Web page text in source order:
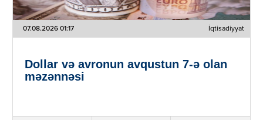
07.08.2026 01:17 İqtisadiyyat
Dollar və avronun avqustun 7-ə olan
məzənnəsi